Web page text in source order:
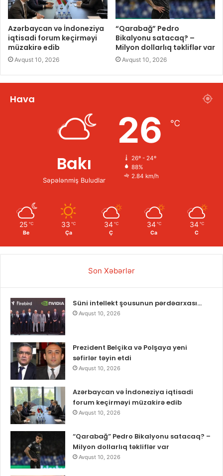
Azərbaycan və İndoneziya
iqtisadi forum keçirməyi
müzakirə edib
Avqust 10, 2026
“Qarabağ” Pedro
Bikalyonu satacaq? –
Milyon dollarlıq təkliflər var
Avqust 10, 2026
Hava
Bakı
Səpələnmiş Buludlar
26 ℃
26º - 24º
88%
2.84 km/h
25 ℃
Be
33 ℃
Ça
34 ℃
Ç
34 ℃
Ca
34 ℃
C
Son Xəbərlər
Süni intellekt şousunun pərdəarxası…
Avqust 10, 2026
Prezident Belçika və Polşaya yeni
səfirlər təyin etdi
Avqust 10, 2026
Azərbaycan və İndoneziya iqtisadi
forum keçirməyi müzakirə edib
Avqust 10, 2026
“Qarabağ” Pedro Bikalyonu satacaq? –
Milyon dollarlıq təkliflər var
Avqust 10, 2026